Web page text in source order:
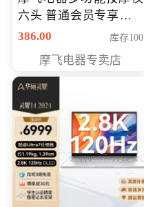
六头 普通会员专享价格
199元
386.00 库存100
摩飞电器专卖店